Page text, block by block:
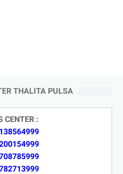
THALITA PULSA
CENTER :